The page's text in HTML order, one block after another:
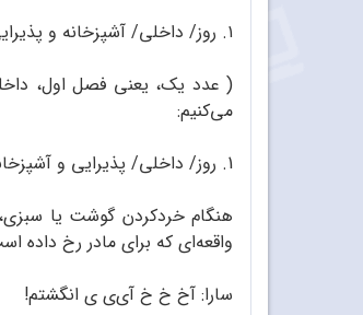
۱. روز/ داخلی/ آشپزخانه و پذیرایی خانه سارا
( عدد یک، یعنی فصل اول،
می‌کنیم:
1. روز/ داخلی/ پذیرایی و آشپزخانه
واقعه‌ای که برای مادر رخ داده
سارا: آخ خ خ آی‌ی ی انگشتم!